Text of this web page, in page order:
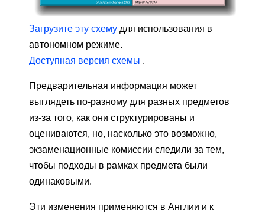
Загрузите эту схему для использования в
автономном режиме.
Доступная версия схемы .
Предварительная информация может
выглядеть по-разному для разных предметов
из-за того, как они структурированы и
оцениваются, но, насколько это возможно,
экзаменационные комиссии следили за тем,
чтобы подходы в рамках предмета были
одинаковыми.
Эти изменения применяются в Англии и к